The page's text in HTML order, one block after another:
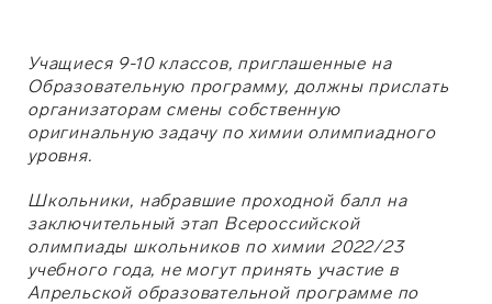
Учащиеся 9-10 классов, приглашенные на
Образовательную программу, должны прислать
организаторам смены собственную
оригинальную задачу по химии олимпиадного
уровня.
Школьники, набравшие проходной балл на
заключительный этап Всероссийской
олимпиады школьников по химии 2022/23
учебного года, не могут принять участие в
Апрельской образовательной программе по